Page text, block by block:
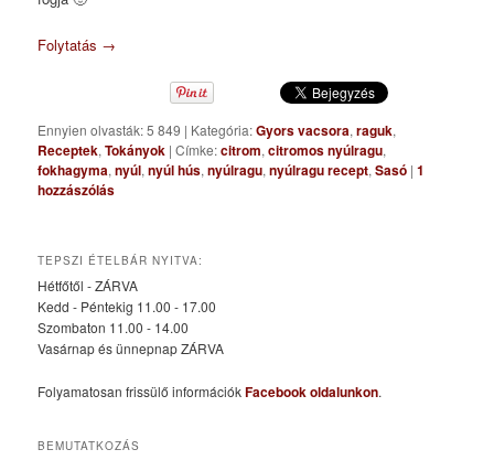
Folytatás →
Ennyien olvasták: 5 849 | Kategória:Gyors vacsora,raguk,
Receptek,Tokányok |Címke:citrom,citromos nyúlragu,
fokhagyma,nyúl,nyúl hús,nyúlragu,nyúlragu recept,Sasó |1
hozzászólás
TEPSZI ÉTELBÁR NYITVA:
Hétfőtől - ZÁRVA
Kedd - Péntekig 11.00 - 17.00
Szombaton 11.00 - 14.00
Vasárnap és ünnepnap ZÁRVA
Folyamatosan frissülő információkFacebook oldalunkon.
BEMUTATKOZÁS